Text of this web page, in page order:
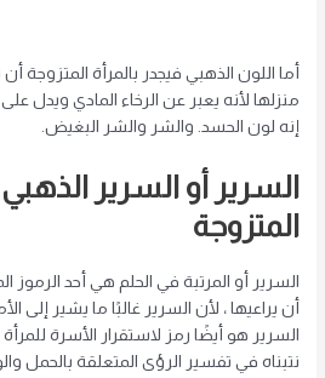
أما اللون الذهبي فيجدر بالمرأة المتزوجة
منزلها لأنه يعبر عن الرخاء المادي ويدل
إنه لون الحسد. والشر والشر البغيض.
السرير أو السرير
المتزوجة
السرير أو المرتبة في الحلم هي أحد الرموز
أن يراعيها ، لأن السرير غالبًا ما يشير إلى
السرير هو أيضًا رمز لاستقرار الأسرة للمرأة
نتبناه في تفسير الرؤى المتعلقة بالحمل